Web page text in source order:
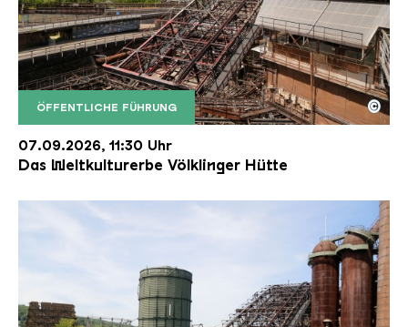
ÖFFENTLICHE FÜHRUNG
Der Erzschrägaufzug der Völklinger Hütte mit
Copyright: Weltkulturerbe Völklinger Hütte | Karl
©
07.09.2026, 11:30 Uhr
Das Weltkulturerbe Völklinger Hütte